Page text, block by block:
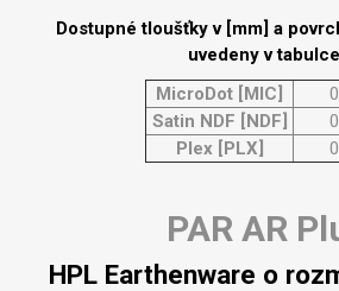
Dostupné tloušťky v [mm] a
uvedeny v tabulce
MicroDot [MIC]
Satin NDF [NDF]
Plex [PLX]
PAR AR
HPL Earthenware o